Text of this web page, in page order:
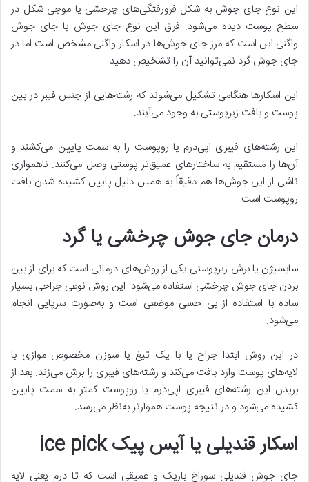
این نوع جای جوش به شکل فرورفتگی‌های چرخشی یا موجی شکل در
سطح پوست دیده می‌شود. فرق این نوع جای جوش با جای جوش
واگنی این است که مرز جای جوش‌ها در اسکار واگنی مشخص است اما در
جای جوش گرد نمی‌توانید آن را تشخیص دهید.
این اسکارها هنگامی تشکیل می‌شوند که رشته‌هایی از جنس فیبر در بین
پوست و بافت زیرپوستی به وجود می‌آیند.
این رشته‌های فیبری اپی‌درم یا روپوست را به سمت پایین می‌کشند و
آن‌ها را مستقیم به ساختارهای عمیق‌تر پوستی وصل می‌کنند. ناهمواری
ناشی از این جوش‌ها هم دقیقاً به همین دلیل پایین کشیده شدن بافت
روپوست است.
درمان جای جوش چرخشی یا گرد
سابسیژن یا برش زیرپوستی یکی از روش‌های درمانی است که برای از بین
بردن جای جوش چرخشی استفاده می‌شود. این روش نوعی جراحی بسیار
ساده با استفاده از بی حسی موضعی است و به‌صورت سرپایی انجام
می‌شود.
در این روش ابتدا جراح یا با یک تیغ یا سوزن مخصوص موازی با
لایه‌های پوست وارد بافت می‌کند و رشته‌های فیبری را برش می‌زند. بعد از
بریدن این رشته‌های فیبری اپی‌درم یا روپوست کمتر به سمت پایین
کشیده می‌شود و در نتیجه پوست هموارتر به‌نظر می‌رسد.
اسکار قندیلی یا آیس پیکice pick
جای جوش قندیلی سوراخ باریک و عمیقی است که تا درم یعنی لایه